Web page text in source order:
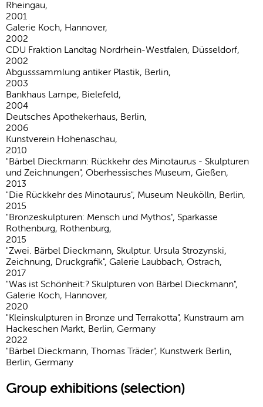
Rheingau,
2001
Galerie Koch, Hannover,
2002
CDU Fraktion Landtag Nordrhein-Westfalen, Düsseldorf,
2002
Abgusssammlung antiker Plastik, Berlin,
2003
Bankhaus Lampe, Bielefeld,
2004
Deutsches Apothekerhaus, Berlin,
2006
Kunstverein Hohenaschau,
2010
"Bärbel Dieckmann: Rückkehr des Minotaurus - Skulpturen
und Zeichnungen", Oberhessisches Museum, Gießen,
2013
"Die Rückkehr des Minotaurus", Museum Neukölln, Berlin,
2015
"Bronzeskulpturen: Mensch und Mythos", Sparkasse
Rothenburg, Rothenburg,
2015
"Zwei. Bärbel Dieckmann, Skulptur. Ursula Strozynski,
Zeichnung, Druckgrafik", Galerie Laubbach, Ostrach,
2017
"Was ist Schönheit:? Skulpturen von Bärbel Dieckmann",
Galerie Koch, Hannover,
2020
"Kleinskulpturen in Bronze und Terrakotta", Kunstraum am
Hackeschen Markt, Berlin, Germany
2022
"Bärbel Dieckmann, Thomas Träder", Kunstwerk Berlin,
Berlin, Germany
Group exhibitions (selection)